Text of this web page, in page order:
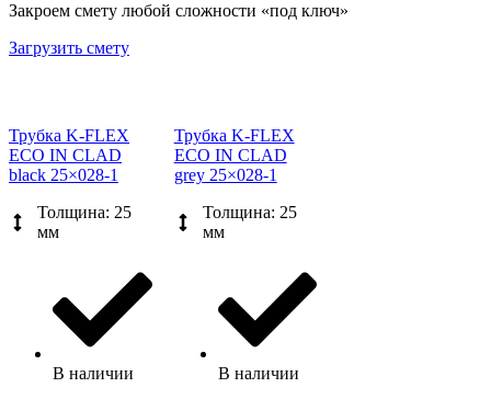
Закроем смету любой сложности «под ключ»
Загрузить смету
Трубка K-FLEX
ECO IN CLAD
black 25×028-1
Толщина: 25
мм
В наличии
Трубка K-FLEX
ECO IN CLAD
grey 25×028-1
Толщина: 25
мм
В наличии